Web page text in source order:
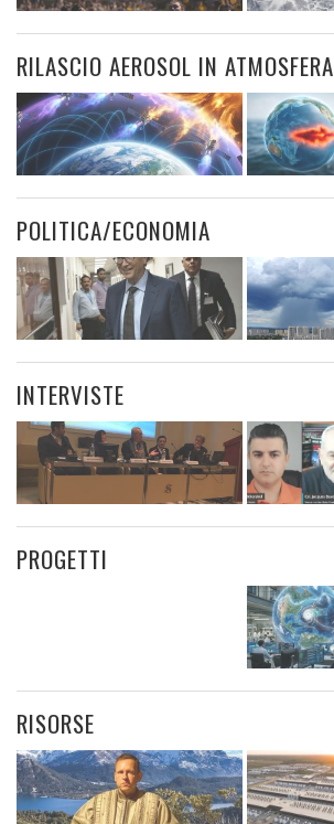
RILASCIO AEROSOL IN ATMOSFERA
POLITICA/ECONOMIA
INTERVISTE
PROGETTI
RISORSE